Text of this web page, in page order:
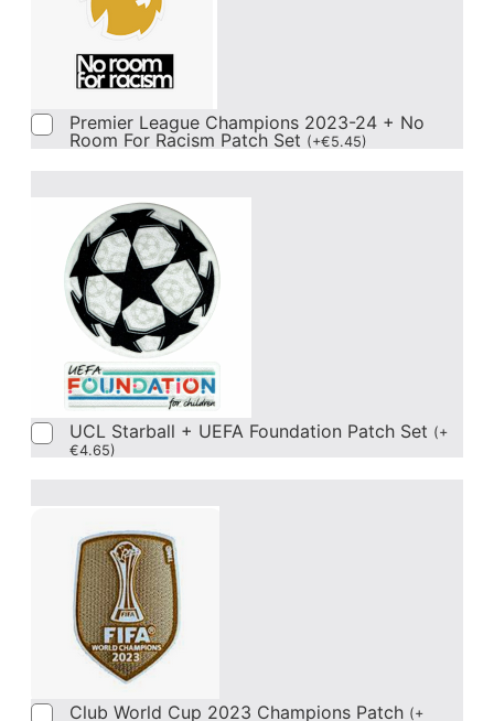
Premier League Champions 2023-24 + No
Room For Racism Patch Set (+€5.45)
UCL Starball + UEFA Foundation Patch Set (+
€4.65)
Club World Cup 2023 Champions Patch (+